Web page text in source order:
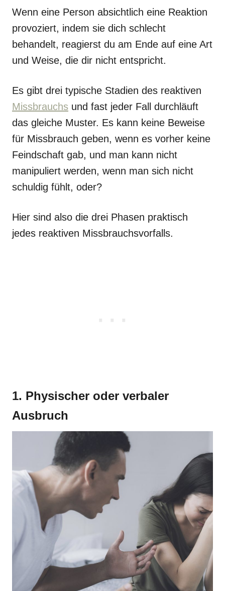
Wenn eine Person absichtlich eine Reaktion
provoziert, indem sie dich schlecht
behandelt, reagierst du am Ende auf eine Art
und Weise, die dir nicht entspricht.
Es gibt drei typische Stadien des reaktiven
Missbrauchs und fast jeder Fall durchläuft
das gleiche Muster. Es kann keine Beweise
für Missbrauch geben, wenn es vorher keine
Feindschaft gab, und man kann nicht
manipuliert werden, wenn man sich nicht
schuldig fühlt, oder?
Hier sind also die drei Phasen praktisch
jedes reaktiven Missbrauchsvorfalls.
1. Physischer oder verbaler
Ausbruch